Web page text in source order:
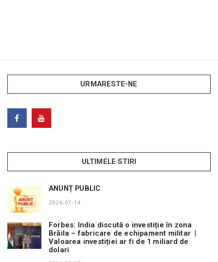
URMARESTE-NE
ULTIMELE STIRI
ANUNȚ PUBLIC
2026-07-14
Forbes: India discută o investiție în zona
Brăila – fabricare de echipament militar |
Valoarea investiției ar fi de 1 miliard de
dolari